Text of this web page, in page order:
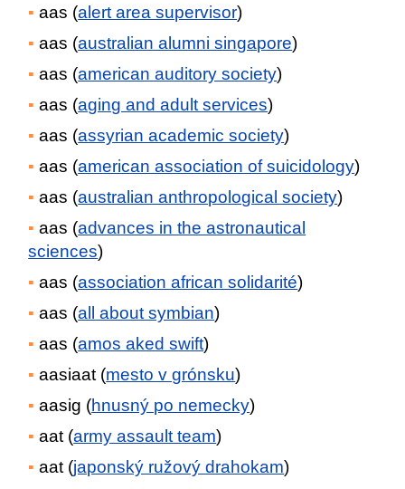
aas (alert area supervisor)
aas (australian alumni singapore)
aas (american auditory society)
aas (aging and adult services)
aas (assyrian academic society)
aas (american association of suicidology)
aas (australian anthropological society)
aas (advances in the astronautical
sciences)
aas (association african solidarité)
aas (all about symbian)
aas (amos aked swift)
aasiaat (mesto v grónsku)
aasig (hnusný po nemecky)
aat (army assault team)
aat (japonský ružový drahokam)